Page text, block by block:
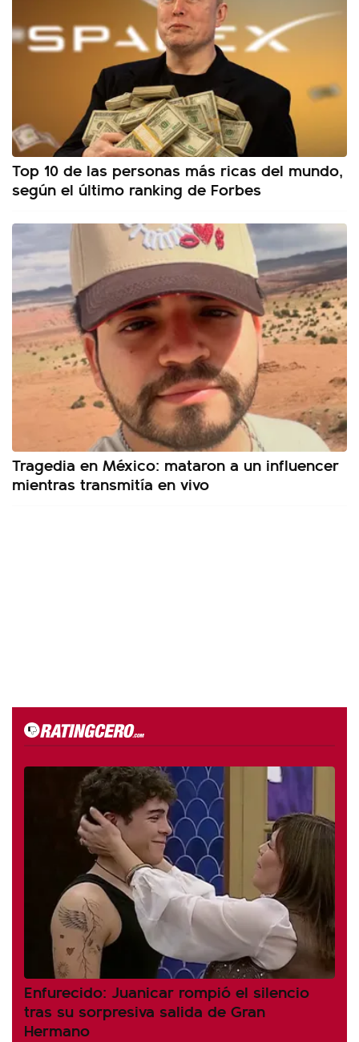
Top 10 de las personas más ricas del mundo,
según el último ranking de Forbes
Tragedia en México: mataron a un influencer
mientras transmitía en vivo
Enfurecido: Juanicar rompió el silencio
tras su sorpresiva salida de Gran
Hermano